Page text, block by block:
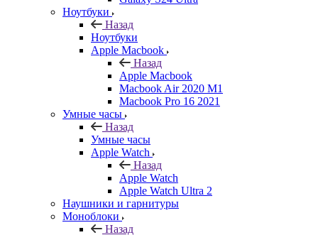
Ноутбуки
Назад
Ноутбуки
Apple Macbook
Назад
Apple Macbook
Macbook Air 2020 M1
Macbook Pro 16 2021
Умные часы
Назад
Умные часы
Apple Watch
Назад
Apple Watch
Apple Watch Ultra 2
Наушники и гарнитуры
Моноблоки
Назад